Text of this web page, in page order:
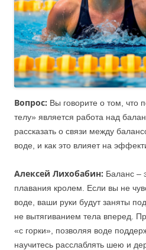
Вопрос: Вы говорите о том, что
телу» является работа над
рассказать о связи между
воде, и как это влияет на
Алексей Лихобабин: Баланс –
плавания кролем. Если вы не
воде, ваши руки будут заняты
не вытягиванием тела вперед.
«с горки», позволяя воде
научитесь расслаблять шею и